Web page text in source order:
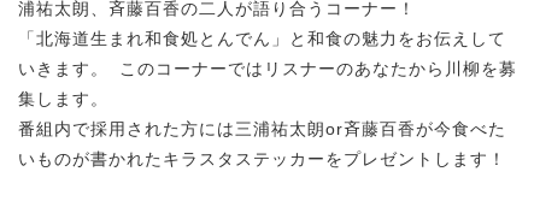
浦祐太朗、斉藤百香の二人が語り合うコーナー！
「北海道生まれ和食処とんでん」と和食の魅力をお伝えして
いきます。 このコーナーではリスナーのあなたから川柳を募
集します。
番組内で採用された方には三浦祐太朗or斉藤百香が今食べた
いものが書かれたキラスタステッカーをプレゼントします！